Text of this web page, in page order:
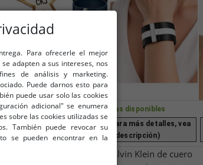
más detalles, vea
Tallas disponibles
OneSize (para más detalles, vea
la descripción)
Pulsera Calvin Klein de cuero
Para ofrecerle el mejor
adapten a sus intereses, nos
de análisis y marketing.
Puede darnos esto para
puede usar solo las cookies
adicional" se enumera
sobre las cookies utilizadas se
También puede revocar su
se pueden encontrar en la